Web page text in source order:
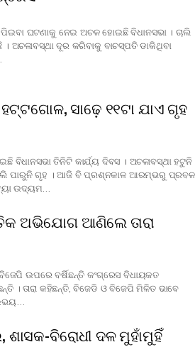
ଘଟଣାକୁ ନେଇ ଅଚଳ ହୋଇଛି ବିଧାନସଭା । ଚାଲି
ଅଚଳାବସ୍ଥା ଦୂର କରିବାକୁ ବାଚସ୍ପତି ଡାକିଥିବା
ସାଢ଼େ ୧୧ଟା ଯାଏ ଗୃହ
ତିନିଟି କାର୍ଯ୍ୟ ଦିବସ । ଅଚଳାବସ୍ଥା ହଟୁନି
ପାରୁନି ଗୃହ । ଆଜି ବି ପ୍ରଶ୍ନକାଳ ଆରମ୍ଭରୁ ପ୍ରବଳ
ଉଦ୍ୟମ…
ଅଭିଯୋଗ ଆଣିଲେ ତାରା
ଉପରେ ବର୍ଷିଛନ୍ତି କଂଗ୍ରେସ ବିଧାୟକତ
। ତାରା କହିଛନ୍ତି, ବିଜେଡି ଓ ବିଜେପି ମିଳିତ ଭାବେ
ବିରୋଧୀ ଦଳ ମୁହାଁମୁହିଁ